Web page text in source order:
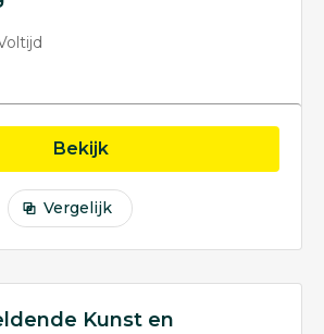
Bekijkopleiding Vormgeving
Vergelijk
Kunst en